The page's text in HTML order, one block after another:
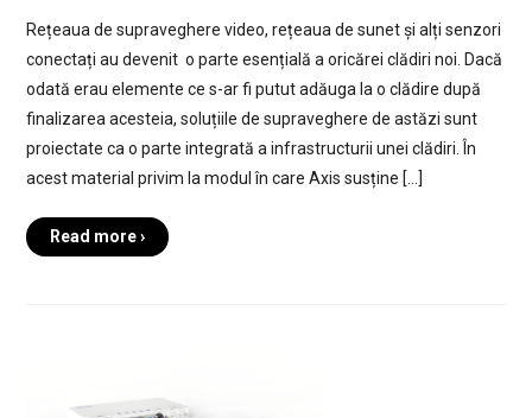
Rețeaua de supraveghere video, rețeaua de sunet și alți senzori
conectați au devenit o parte esențială a oricărei clădiri noi. Dacă
odată erau elemente ce s-ar fi putut adăuga la o clădire după
finalizarea acesteia, soluțiile de supraveghere de astăzi sunt
proiectate ca o parte integrată a infrastructurii unei clădiri. În
acest material privim la modul în care Axis susține […]
Read more ›